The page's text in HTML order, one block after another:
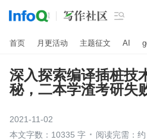

首页 月更活动 主题征文 AI
深入探索编译插桩技
秘，二本学渣考研失
2021-11-02
本文字数：10335 字
阅读完需：